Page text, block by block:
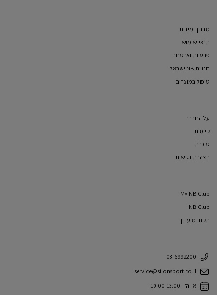
מדריך מידות
תנאי שימוש
פרטיות ואבטחה
חנויות NB ישראל
טיפול במוצרים
על החברה
קיימות
סוכרת
הצהרת נגישות
My NB Club
NB Club
תקנון מועדון
03-6992200
service@silonsport.co.il
א'-ה' 10:00-13:00